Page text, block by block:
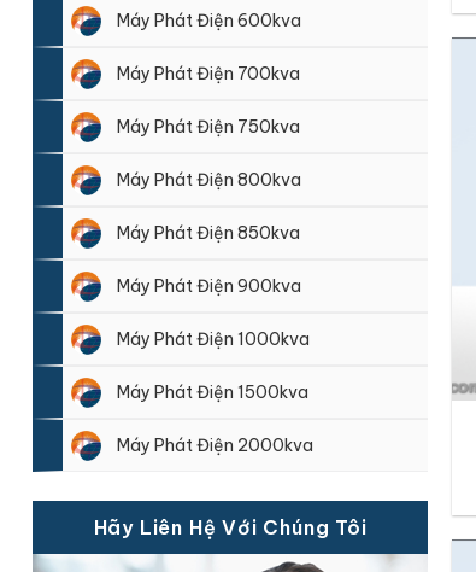
Máy Phát Điện 600kva
Máy Phát Điện 700kva
Máy Phát Điện 750kva
Máy Phát Điện 800kva
Máy Phát Điện 850kva
Máy Phát Điện 900kva
Máy Phát Điện 1000kva
Máy Phát Điện 1500kva
Máy Phát Điện 2000kva
Hãy Liên Hệ Với Chúng Tôi